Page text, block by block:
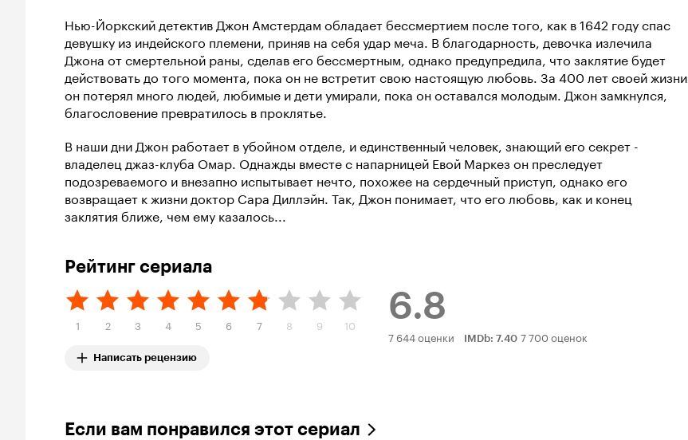
Нью-Йоркский детектив Джон Амстердам обладает бессмертием после того, как в 1642 году спас
девушку из индейского племени, приняв на себя удар меча. В благодарность, девочка излечила
Джона от смертельной раны, сделав его бессмертным, однако предупредила, что заклятие будет
действовать до того момента, пока он не встретит свою настоящую любовь. За 400 лет своей жизни
он потерял много людей, любимые и дети умирали, пока он оставался молодым. Джон замкнулся,
благословение превратилось в проклятье.
В наши дни Джон работает в убойном отделе, и единственный человек, знающий его секрет -
владелец джаз-клуба Омар. Однажды вместе с напарницей Евой Маркез он преследует
подозреваемого и внезапно испытывает нечто, похожее на сердечный приступ, однако его
возвращает к жизни доктор Сара Диллэйн. Так, Джон понимает, что его любовь, как и конец
заклятия ближе, чем ему казалось...
Рейтинг сериала
1 2 3 4 5 6 7 8 9 10
Написать рецензию
6.8
Рейтинг
7 644 оценки IMDb: 7.40 7 700 оценок
Если вам понравился этот сериал